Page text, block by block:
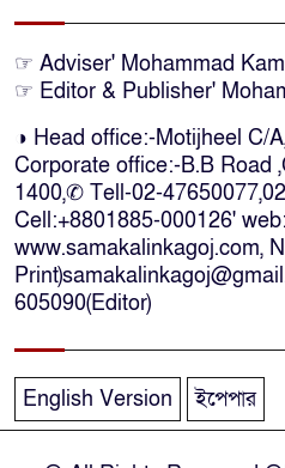
লাখ
মামলা
ঘোষণা
☞ Adviser' Mohammad
☞ Editor & Publisher'
◑ Head office:-Motijheel C/
Corporate office:-B.B Road
1400,✆ Tell-02-
Cell:+8801885-000126' web:
www.samakalinkagoj.com,
605090(Editor)
English Version ইপেপার